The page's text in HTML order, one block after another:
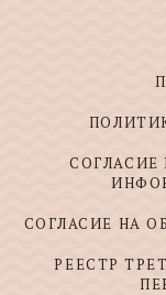
СОГЛАСИЕ
СОГЛАСИЕ НА
РЕЕСТР